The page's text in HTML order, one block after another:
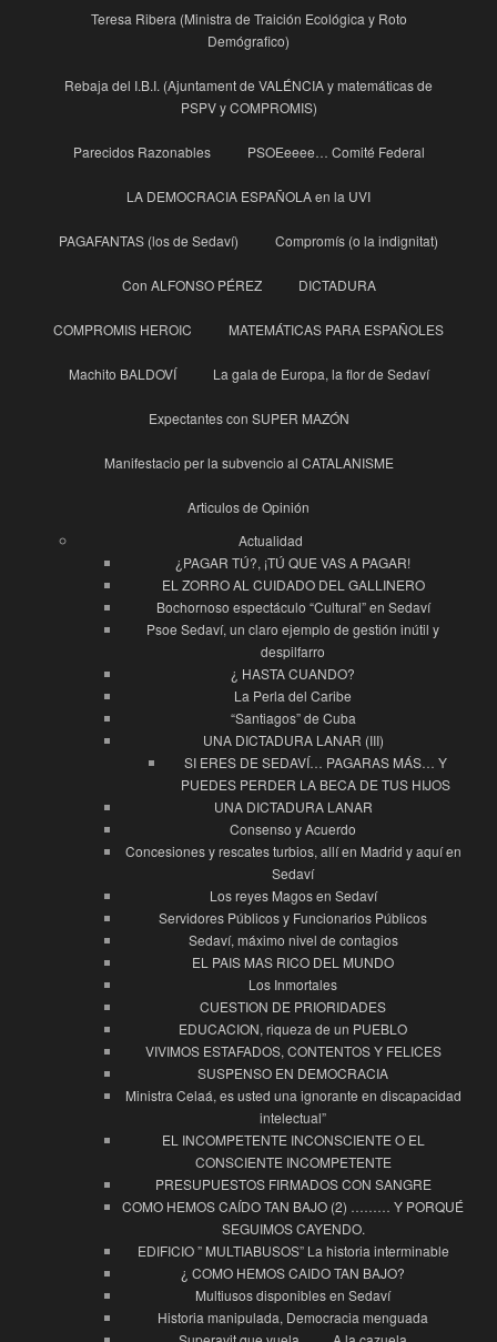
Teresa Ribera (Ministra de Traición Ecológica y Roto
Demógrafico)
Rebaja del I.B.I. (Ajuntament de VALÉNCIA y matemáticas de
PSPV y COMPROMIS)
Parecidos Razonables PSOEeeee… Comité Federal
LA DEMOCRACIA ESPAÑOLA en la UVI
PAGAFANTAS (los de Sedaví) Compromís (o la indignitat)
Con ALFONSO PÉREZ DICTADURA
COMPROMIS HEROIC MATEMÁTICAS PARA ESPAÑOLES
Machito BALDOVÍ La gala de Europa, la flor de Sedaví
Expectantes con SUPER MAZÓN
Manifestacio per la subvencio al CATALANISME
Articulos de Opinión
Actualidad
¿PAGAR TÚ?, ¡TÚ QUE VAS A PAGAR!
EL ZORRO AL CUIDADO DEL GALLINERO
Bochornoso espectáculo “Cultural” en Sedaví
Psoe Sedaví, un claro ejemplo de gestión inútil y
despilfarro
¿ HASTA CUANDO?
La Perla del Caribe
“Santiagos” de Cuba
UNA DICTADURA LANAR (III)
SI ERES DE SEDAVÍ… PAGARAS MÁS… Y
PUEDES PERDER LA BECA DE TUS HIJOS
UNA DICTADURA LANAR
Consenso y Acuerdo
Concesiones y rescates turbios, allí en Madrid y aquí en
Sedaví
Los reyes Magos en Sedaví
Servidores Públicos y Funcionarios Públicos
Sedaví, máximo nivel de contagios
EL PAIS MAS RICO DEL MUNDO
Los Inmortales
CUESTION DE PRIORIDADES
EDUCACION, riqueza de un PUEBLO
VIVIMOS ESTAFADOS, CONTENTOS Y FELICES
SUSPENSO EN DEMOCRACIA
Ministra Celaá, es usted una ignorante en discapacidad
intelectual”
EL INCOMPETENTE INCONSCIENTE O EL
CONSCIENTE INCOMPETENTE
PRESUPUESTOS FIRMADOS CON SANGRE
COMO HEMOS CAÍDO TAN BAJO (2) ……… Y PORQUÉ
SEGUIMOS CAYENDO.
EDIFICIO ” MULTIABUSOS” La historia interminable
¿ COMO HEMOS CAIDO TAN BAJO?
Multiusos disponibles en Sedaví
Historia manipulada, Democracia menguada